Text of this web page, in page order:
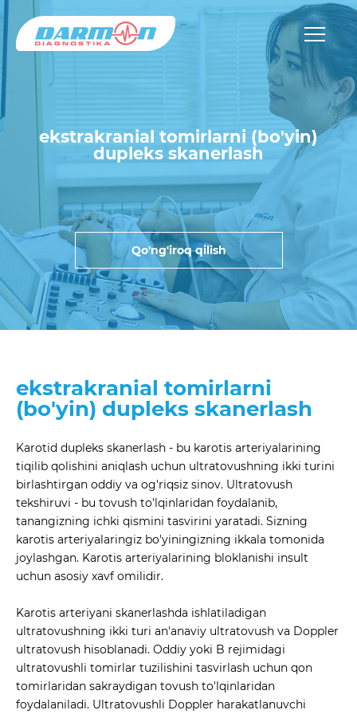
ekstrakranial tomirlarni (bo'yin)
dupleks skanerlash
Qo'ng'iroq qilish
ekstrakranial tomirlarni
(bo'yin) dupleks skanerlash
Karotid dupleks skanerlash - bu karotis arteriyalarining
tiqilib qolishini aniqlash uchun ultratovushning ikki turini
birlashtirgan oddiy va og'riqsiz sinov. Ultratovush
tekshiruvi - bu tovush to'lqinlaridan foydalanib,
tanangizning ichki qismini tasvirini yaratadi. Sizning
karotis arteriyalaringiz bo'yiningizning ikkala tomonida
joylashgan. Karotis arteriyalarining bloklanishi insult
uchun asosiy xavf omilidir.
Karotis arteriyani skanerlashda ishlatiladigan
ultratovushning ikki turi an'anaviy ultratovush va Doppler
ultratovush hisoblanadi. Oddiy yoki B rejimidagi
ultratovushli tomirlar tuzilishini tasvirlash uchun qon
tomirlaridan sakraydigan tovush to'lqinlaridan
foydalaniladi. Ultratovushli Doppler harakatlanuvchi